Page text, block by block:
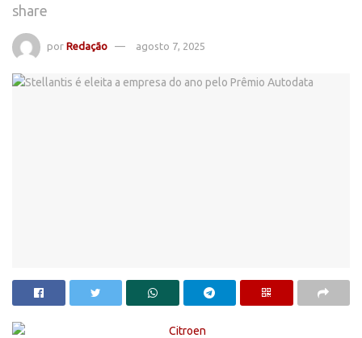
share
por Redação agosto 7, 2025